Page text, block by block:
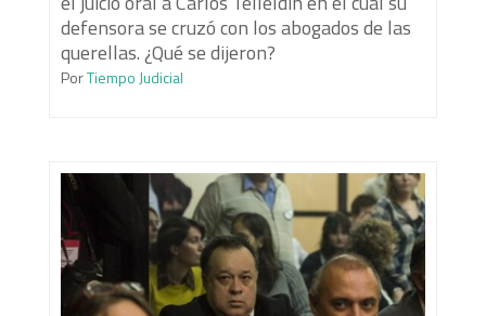
defensora se cruzó con los abogados de las
querellas. ¿Qué se dijeron?
PorTiempo Judicial